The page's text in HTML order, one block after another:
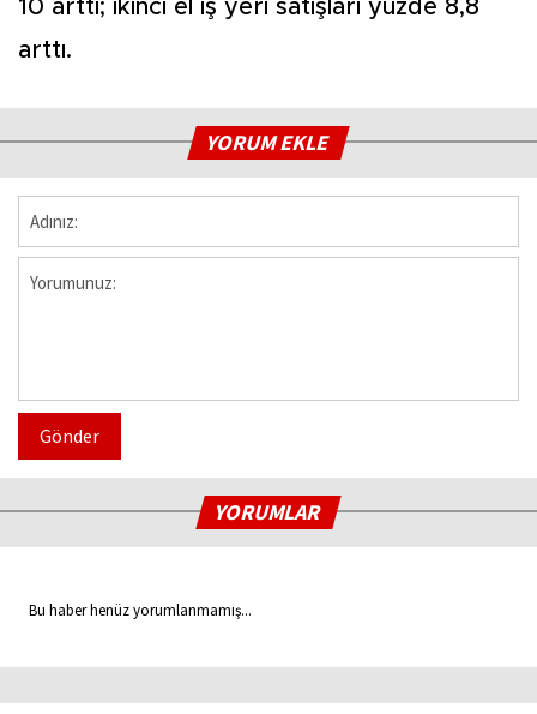
10 arttı; ikinci el iş yeri satışları yüzde 8,8
arttı.
YORUM EKLE
Gönder
YORUMLAR
Bu haber henüz yorumlanmamış...